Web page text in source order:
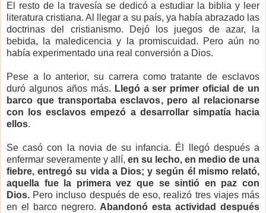
El resto de la travesía se dedicó a estudiar la biblia y leer
literatura cristiana. Al llegar a su país, ya había abrazado las
doctrinas del cristianismo. Dejó los juegos de azar, la
bebida, la maledicencia y la promiscuidad. Pero aún no
había experimentado una real conversión a Dios.
Pese a lo anterior, su carrera como tratante de esclavos
duró algunos años más. Llegó a ser primer oficial de un
barco que transportaba esclavos, pero al relacionarse
con los esclavos empezó a desarrollar simpatía hacia
ellos.
Se casó con la novia de su infancia. Él llegó después a
enfermar severamente y allí, en su lecho, en medio de una
fiebre, entregó su vida a Dios; y según él mismo relató,
aquella fue la primera vez que se sintió en paz con
Dios. Pero incluso después de eso, realizó tres viajes más
en el barco negrero.Abandonó esta actividad después